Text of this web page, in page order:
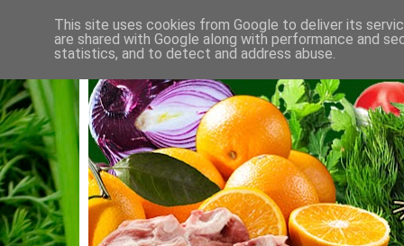
This site uses cookies from Google to deliver its
are shared with Google along with performance and
statistics, and to detect and address abuse.